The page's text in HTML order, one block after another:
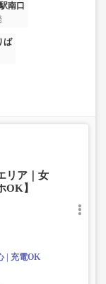
南口
ば
リア｜女
OK】
充電OK